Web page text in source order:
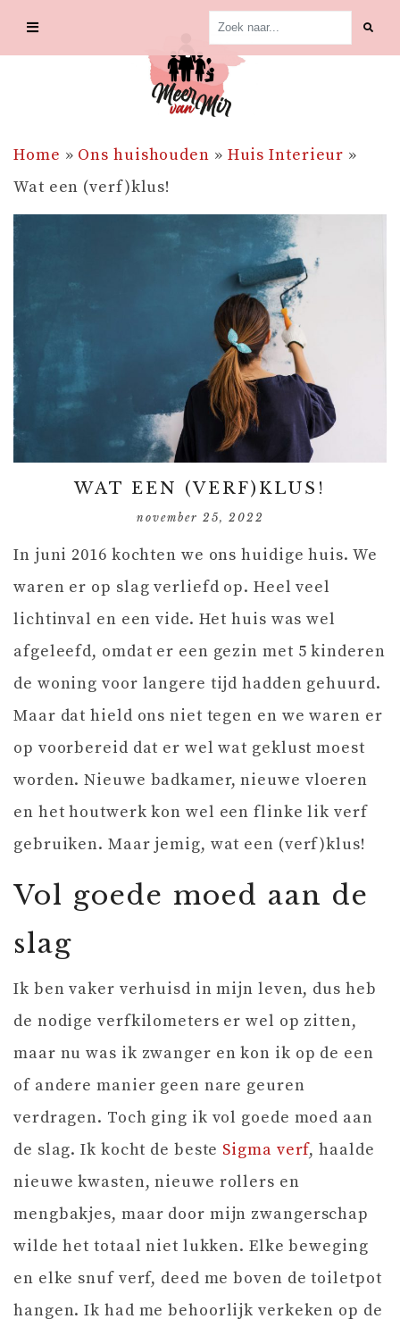
Home » Ons huishouden » Huis Interieur »
Wat een (verf)klus!
WAT EEN (VERF)KLUS!
november 25, 2022
In juni 2016 kochten we ons huidige huis. We
waren er op slag verliefd op. Heel veel
lichtinval en een vide. Het huis was wel
afgeleefd, omdat er een gezin met 5 kinderen
de woning voor langere tijd hadden gehuurd.
Maar dat hield ons niet tegen en we waren er
op voorbereid dat er wel wat geklust moest
worden. Nieuwe badkamer, nieuwe vloeren
en het houtwerk kon wel een flinke lik verf
gebruiken. Maar jemig, wat een (verf)klus!
Vol goede moed aan de
slag
Ik ben vaker verhuisd in mijn leven, dus heb
de nodige verfkilometers er wel op zitten,
maar nu was ik zwanger en kon ik op de een
of andere manier geen nare geuren
verdragen. Toch ging ik vol goede moed aan
de slag. Ik kocht de beste Sigma verf, haalde
nieuwe kwasten, nieuwe rollers en
mengbakjes, maar door mijn zwangerschap
wilde het totaal niet lukken. Elke beweging
en elke snuf verf, deed me boven de toiletpot
hangen. Ik had me behoorlijk verkeken op de